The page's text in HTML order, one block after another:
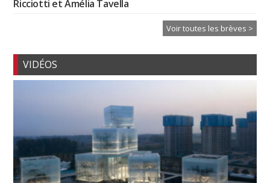
Ricciotti et Amélia Tavella
Voir toutes les brèves >
VIDÉOS